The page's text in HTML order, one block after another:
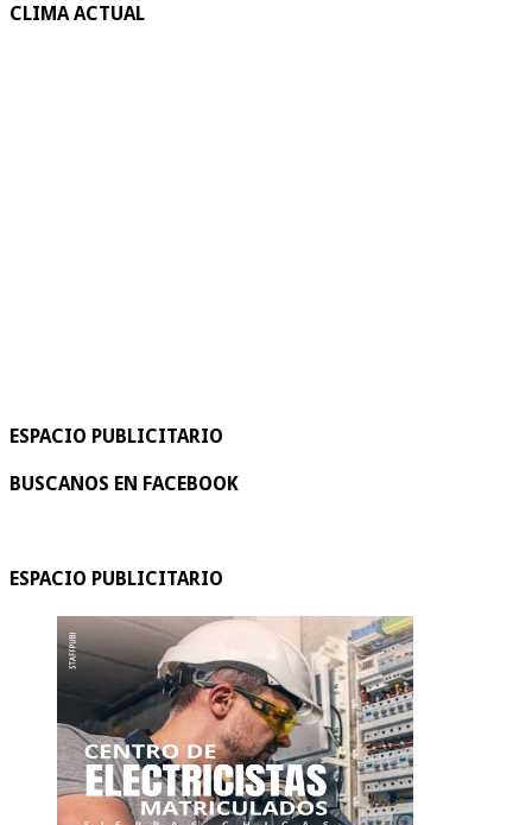
CLIMA ACTUAL
ESPACIO PUBLICITARIO
BUSCANOS EN FACEBOOK
ESPACIO PUBLICITARIO